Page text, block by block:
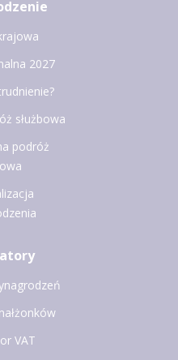
2027
służbowa
podróż
VAT